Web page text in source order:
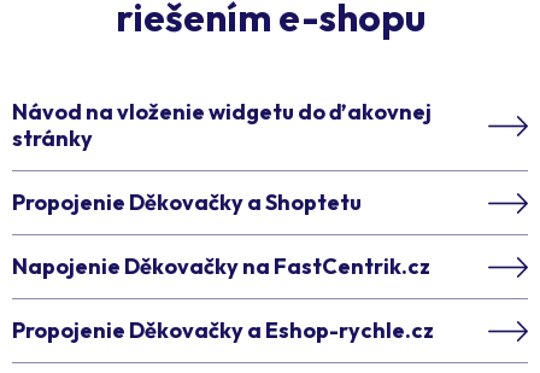
riešením e-shopu
Návod na vloženie widgetu do ďakovnej
stránky
Propojenie Děkovačky a Shoptetu
Napojenie Děkovačky na FastCentrik.cz
Propojenie Děkovačky a Eshop-rychle.cz